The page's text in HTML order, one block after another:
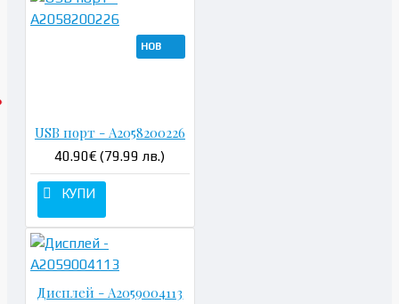
НОВ
USB порт - A2058200226
40.90€ (79.99 лв.)
КУПИ
Дисплей - A2059004113